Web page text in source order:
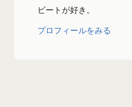
ビートが好き。
プロフィールをみる